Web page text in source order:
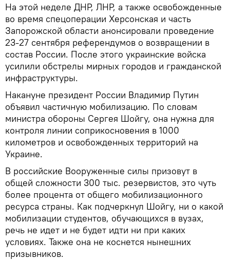
На этой неделе ДНР, ЛНР, а также освобожденные
во время спецоперации Херсонская и часть
Запорожской области анонсировали проведение
23-27 сентября референдумов о возвращении в
состав России. После этого украинские войска
усилили обстрелы мирных городов и гражданской
инфраструктуры.
Накануне президент России Владимир Путин
объявил частичную мобилизацию. По словам
министра обороны Сергея Шойгу, она нужна для
контроля линии соприкосновения в 1000
километров и освобожденных территорий на
Украине.
В российские Вооруженные силы призовут в
общей сложности 300 тыс. резервистов, это чуть
более процента от общего мобилизационного
ресурса страны. Как подчеркнул Шойгу, ни о какой
мобилизации студентов, обучающихся в вузах,
речь не идет и не будет идти ни при каких
условиях. Также она не коснется нынешних
призывников.